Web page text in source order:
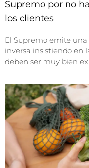
Supremo por no
los clientes
El Supremo emite
inversa insistiendo en
deben ser muy bien